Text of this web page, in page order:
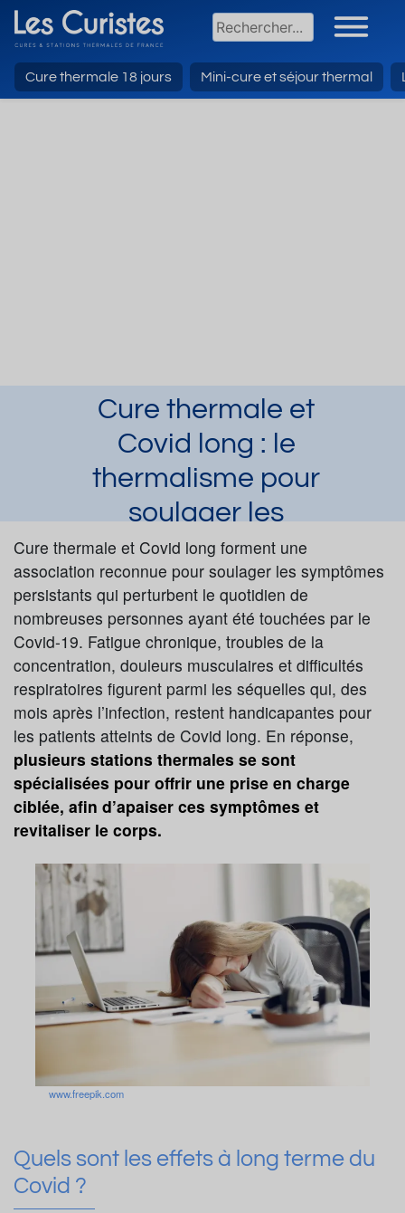
Cure thermale 18 jours Mini-cure et séjour thermal
Cure thermale et
Covid long : le
thermalisme pour
soulager les
séquelles
Article publié parLaura Dupuyle 28/10/2024
et mis à jour le 19/12/2024
Brides-les-Bains
Saint-Gervais-les-Bains
La Bourboule
Covid-19
Demander une documentation
Cure thermale et Covid long forment une
association reconnue pour soulager les symptômes
persistants qui perturbent le quotidien de
nombreuses personnes ayant été touchées par le
Covid-19. Fatigue chronique, troubles de la
concentration, douleurs musculaires et difficultés
respiratoires figurent parmi les séquelles qui, des
mois après l’infection, restent handicapantes pour
les patients atteints de Covid long. En réponse,
plusieurs stations thermales se sont
spécialisées pour offrir une prise en charge
ciblée, afin d’apaiser ces symptômes et
revitaliser le corps.
www.freepik.com
Quels sont les effets à long terme du
Covid ?